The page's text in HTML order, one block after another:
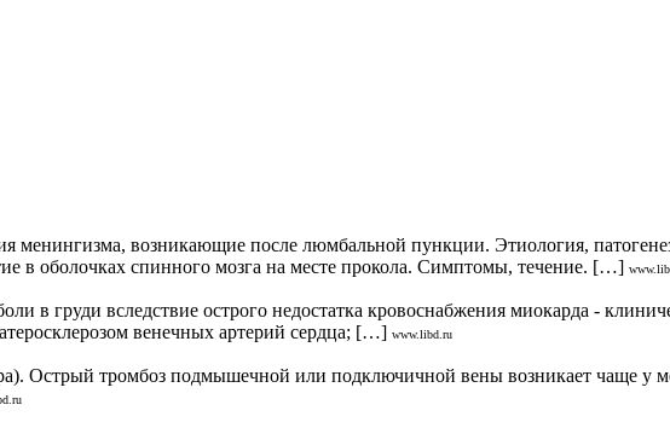
возникающие после люмбальной пункции. Этиология, патогенез.
в оболочках спинного мозга на месте прокола. Симптомы, течение. […]
вследствие острого недостатка кровоснабжения миокарда -
венечных артерий сердца; […] www.libd.ru
Острый тромбоз подмышечной или подключичной вены возникает чаще у